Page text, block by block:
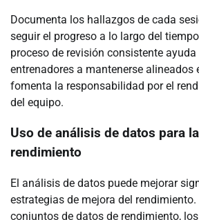
Documenta los hallazgos de cada
seguir el progreso a lo largo del
proceso de revisión consistente
entrenadores a mantenerse alineados
fomenta la responsabilidad por el
del equipo.
Uso de análisis de datos para
rendimiento
El análisis de datos puede mejorar
estrategias de mejora del
conjuntos de datos de rendimiento,